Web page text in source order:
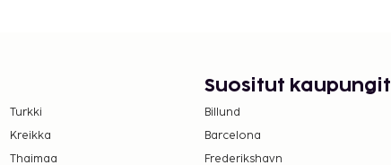
peritä ympäri
soveltaa.
Turkki
Kreikka
Thaimaa
Suositut kaupungit
Billund
Barcelona
Frederikshavn